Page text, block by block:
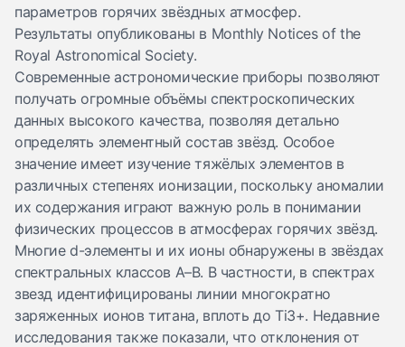
параметров горячих звёздных атмосфер.
Результаты опубликованы в Monthly Notices of the
Royal Astronomical Society.
Современные астрономические приборы позволяют
получать огромные объёмы спектроскопических
данных высокого качества, позволяя детально
определять элементный состав звёзд. Особое
значение имеет изучение тяжёлых элементов в
различных степенях ионизации, поскольку аномалии
их содержания играют важную роль в понимании
физических процессов в атмосферах горячих звёзд.
Многие d-элементы и их ионы обнаружены в звёздах
спектральных классов A–B. В частности, в спектрах
звезд идентифицированы линии многократно
заряженных ионов титана, вплоть до Ti3+. Недавние
исследования также показали, что отклонения от